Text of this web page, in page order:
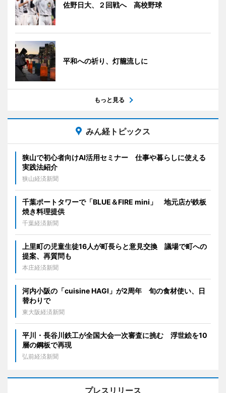
佐野日大、２回戦へ 高校野球
平和への祈り、灯籠流しに
もっと見る
みん経トピックス
狭山で初心者向けAI活用セミナー 仕事や暮らしに使える
実践法紹介
狭山経済新聞
千葉ポートタワーで「BLUE＆FIRE mini」 地元店が鉄板
焼き料理提供
千葉経済新聞
上里町の児童生徒16人が町長らと意見交換 議場で町への
提案、再質問も
本庄経済新聞
河内小阪の「cuisine HAGI」が2周年 旬の食材使い、日
替わりで
東大阪経済新聞
平川・長谷川鉄工が全国大会一次審査に挑む 浮世絵を10
層の鋼板で再現
弘前経済新聞
プレスリリース